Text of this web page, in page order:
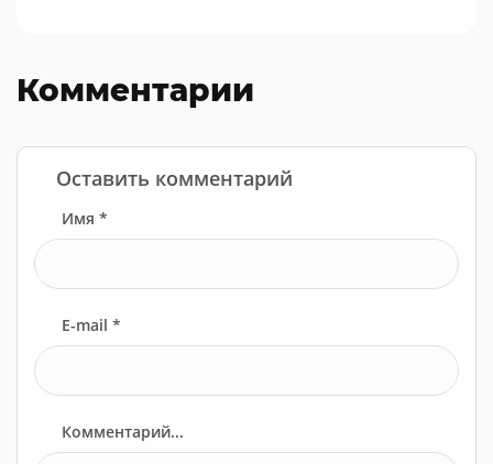
Комментарии
Оставить комментарий
Имя *
E-mail *
Комментарий...